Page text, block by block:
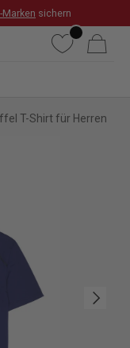
Marken sichern
WunschlisteWarenkorb
T-Shirt für Herren
Nächste